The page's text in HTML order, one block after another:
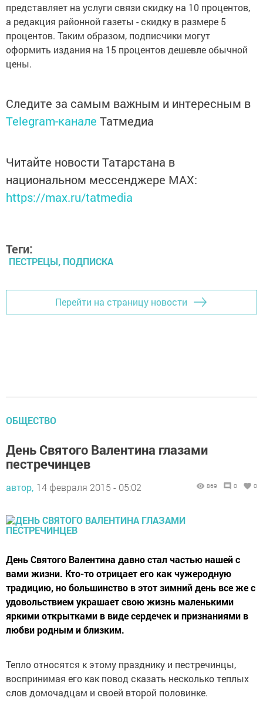
представляет на услуги связи скидку на 10 процентов,
а редакция районной газеты - скидку в размере 5
процентов. Таким образом, подписчики могут
оформить издания на 15 процентов дешевле обычной
цены.
Следите за самым важным и интересным в
Telegram-канале Татмедиа
Читайте новости Татарстана в
национальном мессенджере MАХ:
https://max.ru/tatmedia
Теги:
ПЕСТРЕЦЫ, ПОДПИСКА
Перейти на страницу новости
ОБЩЕСТВО
День Святого Валентина глазами
пестречинцев
автор, 14 февраля 2015 - 05:02 869 0 0
День Святого Валентина давно стал частью нашей с
вами жизни. Кто-то отрицает его как чужеродную
традицию, но большинство в этот зимний день все же с
удовольствием украшает свою жизнь маленькими
яркими открытками в виде сердечек и признаниями в
любви родным и близким.
Тепло относятся к этому празднику и пестречинцы,
воспринимая его как повод сказать несколько теплых
слов домочадцам и своей второй половинке.